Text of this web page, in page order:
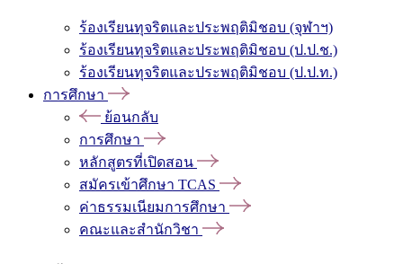
ร้องเรียนทุจริตและประพฤติมิชอบ (จุฬาฯ)
ร้องเรียนทุจริตและประพฤติมิชอบ (ป.ป.ช.)
ร้องเรียนทุจริตและประพฤติมิชอบ (ป.ป.ท.)
การศึกษา
ย้อนกลับ
การศึกษา
หลักสูตรที่เปิดสอน
สมัครเข้าศึกษา TCAS
ค่าธรรมเนียมการศึกษา
คณะและสำนักวิชา